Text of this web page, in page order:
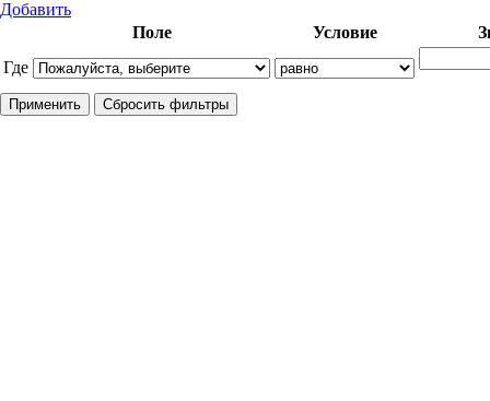
Добавить
Где
Поле Условие